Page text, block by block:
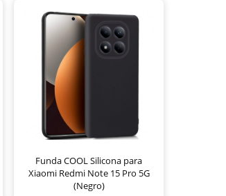
Funda COOL Silicona para
Xiaomi Redmi Note 15 Pro 5G
(Negro)